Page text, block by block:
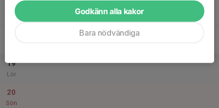
17
Tor
F12-13 Träning
19
Lör
20
Sön
Godkänn alla kakor
Bara nödvändiga